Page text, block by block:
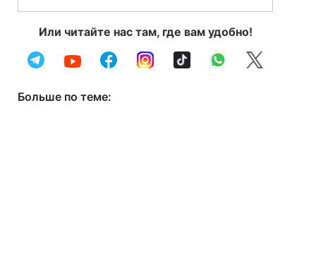
Или читайте нас там, где вам удобно!
Больше по теме: